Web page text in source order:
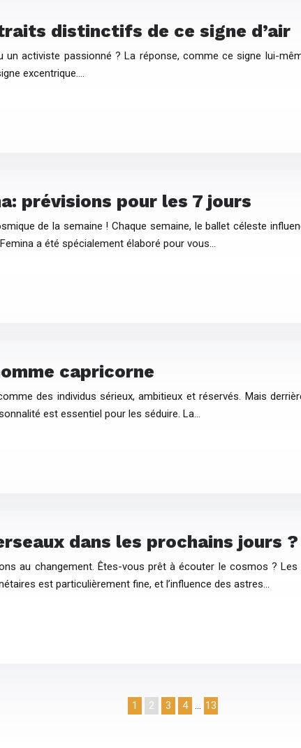
distinctifs de ce signe d’air
un activiste passionné ? La réponse, comme ce signe lui-
excentrique….
prévisions pour les 7 jours
de la semaine ! Chaque semaine, le ballet céleste
a été spécialement élaboré pour vous…
capricorne
des individus sérieux, ambitieux et réservés. Mais
est essentiel pour les séduire. La…
dans les prochains jours ?
au changement. Êtes-vous prêt à écouter le cosmos ?
est particulièrement fine, et l’influence des astres…
1 2 3 4 … 13